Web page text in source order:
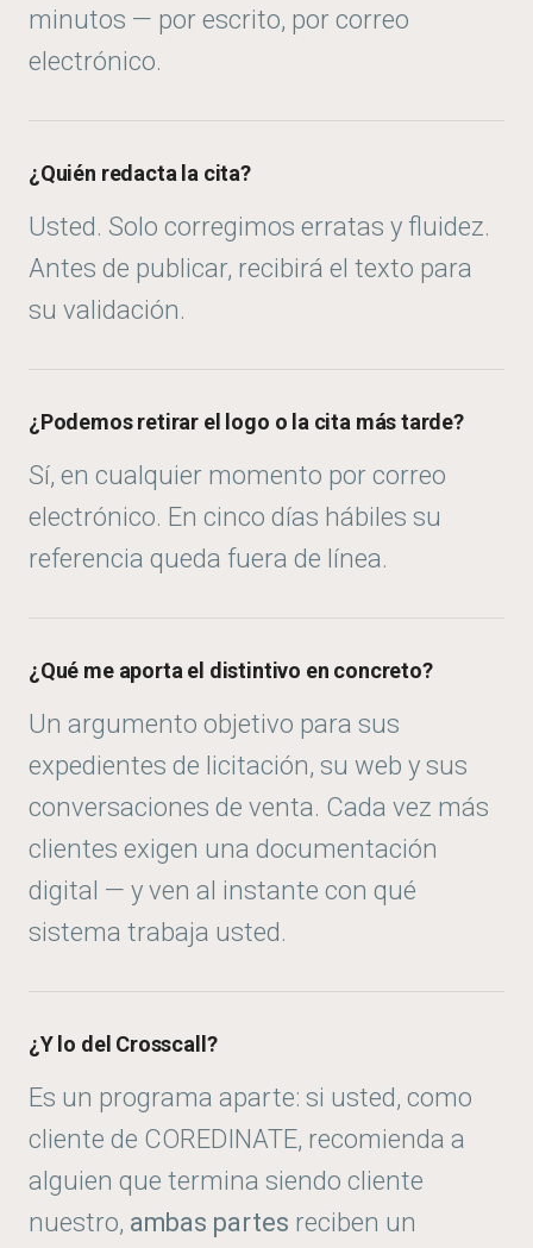
minutos — por escrito, por correo
electrónico.
¿Quién redacta la cita?
Usted. Solo corregimos erratas y fluidez.
Antes de publicar, recibirá el texto para
su validación.
¿Podemos retirar el logo o la cita más tarde?
Sí, en cualquier momento por correo
electrónico. En cinco días hábiles su
referencia queda fuera de línea.
¿Qué me aporta el distintivo en concreto?
Un argumento objetivo para sus
expedientes de licitación, su web y sus
conversaciones de venta. Cada vez más
clientes exigen una documentación
digital — y ven al instante con qué
sistema trabaja usted.
¿Y lo del Crosscall?
Es un programa aparte: si usted, como
cliente de COREDINATE, recomienda a
alguien que termina siendo cliente
nuestro, ambas partes reciben un